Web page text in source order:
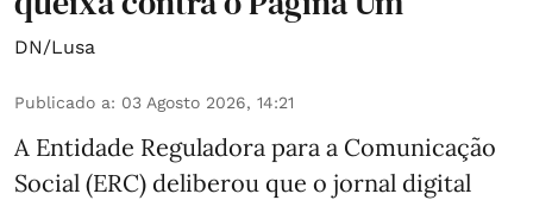
DN/Lusa
Publicado a: 03 Agosto 2026, 14:21
A Entidade Reguladora para a Comunicação
Social (ERC) deliberou que o jornal digital